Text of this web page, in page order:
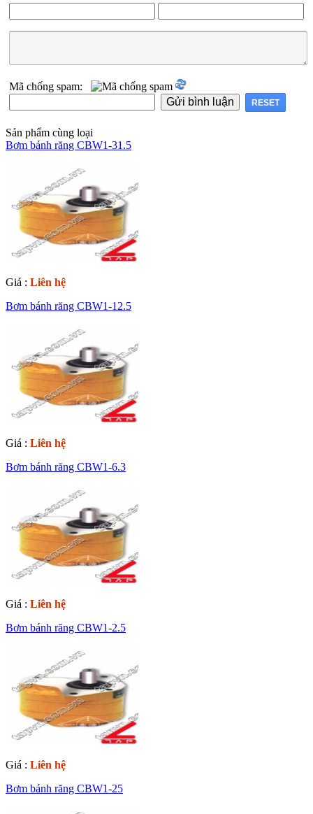
Mã chống spam:
Sản phẩm cùng loại
Bơm bánh răng CBW1-31.5
Giá : Liên hệ
Bơm bánh răng CBW1-12.5
Giá : Liên hệ
Bơm bánh răng CBW1-6.3
Giá : Liên hệ
Bơm bánh răng CBW1-2.5
Giá : Liên hệ
Bơm bánh răng CBW1-25